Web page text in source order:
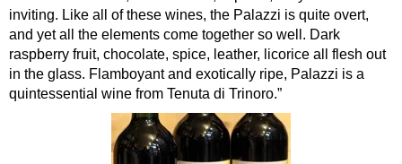
inviting. Like all of these wines, the Palazzi is quite overt,
and yet all the elements come together so well. Dark
raspberry fruit, chocolate, spice, leather, licorice all flesh out
in the glass. Flamboyant and exotically ripe, Palazzi is a
quintessential wine from Tenuta di Trinoro.”